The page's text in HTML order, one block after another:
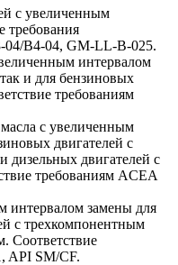
с увеличенным
требования
04/B4-04, GM-LL-B-025.
интервалом
и для бензиновых
требованиям
с увеличенным
двигателей с
дизельных двигателей с
требованиям ACEA
замены для
с трехкомпонентным
Соответствие
API SM/CF.